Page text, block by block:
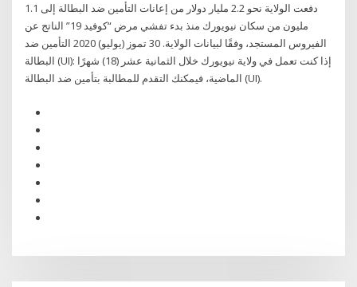
دفعت الولاية نحو 2.2 مليار دولار من إعانات التأمين ضد البطالة إلى 1.1
مليون من سكان نيويورك منذ بدء تفشي مرض “كوفيد 19” الناتج عن
الفيروس المستجد، وفقًا لبيانات الولاية. 30 تموز (يوليو) 2020 التأمين ضد
البطالة (UI): إذا كنت تعمل في ولاية نيويورك خلال الثمانية عشر (18) شهرًا
الماضية، فيمكنك التقدم للمطالبة بتأمين ضد البطالة (UI).